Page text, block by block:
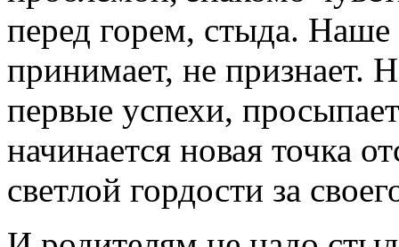
перед горем, стыда.
принимает, не признает.
первые успехи,
начинается новая точка
светлой гордости за